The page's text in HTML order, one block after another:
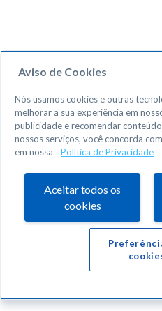
Aviso de Cookies
Nós usamos cookies e outras
melhorar a sua experiência em
publicidade e recomendar
nossos serviços, você concorda
em nossa
Política de Privacidade
Aceitar todos os
cookies